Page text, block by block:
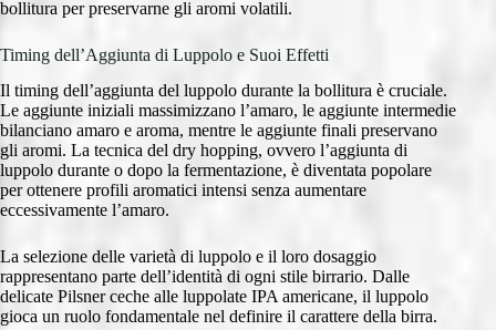
bollitura per preservarne gli aromi volatili.
Timing dell’Aggiunta di Luppolo e Suoi Effetti
Il timing dell’aggiunta del luppolo durante la bollitura è cruciale.
Le aggiunte iniziali massimizzano l’amaro, le aggiunte intermedie
bilanciano amaro e aroma, mentre le aggiunte finali preservano
gli aromi. La tecnica del dry hopping, ovvero l’aggiunta di
luppolo durante o dopo la fermentazione, è diventata popolare
per ottenere profili aromatici intensi senza aumentare
eccessivamente l’amaro.
La selezione delle varietà di luppolo e il loro dosaggio
rappresentano parte dell’identità di ogni stile birrario. Dalle
delicate Pilsner ceche alle luppolate IPA americane, il luppolo
gioca un ruolo fondamentale nel definire il carattere della birra.